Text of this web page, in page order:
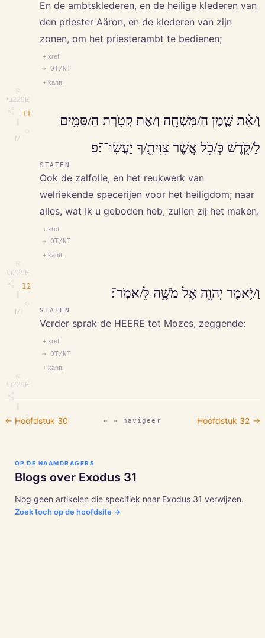
⎘
\u229E
M
En de ambtsklederen, en de heilige klederen van
den priester Aäron, en de klederen van zijn
zonen, om het priesterambt te bedienen;
+ xref
↔ OT/NT
+ kantt.
11
⎘
\u229E
M
וְ/אֵ֨ת שֶׁ֧מֶן הַ/מִּשְׁחָ֛ה וְ/אֶת קְטֹ֥רֶת הַ/סַּמִּ֖ים
לַ/קֹּ֑דֶשׁ כְּ/כֹ֥ל אֲשֶׁר צִוִּיתִ֖/ךָ יַעֲשֽׂוּ־־׃פ
STATEN
Ook de zalfolie, en het reukwerk van
welriekende specerijen voor het heiligdom; naar
alles, wat Ik u geboden heb, zullen zij het maken.
+ xref
↔ OT/NT
+ kantt.
12
⎘
\u229E
M
וַ/יֹּ֥אמֶר יְהוָ֖ה אֶל מֹשֶׁ֥ה לֵּ/אמֹֽר־׃
STATEN
Verder sprak de HEERE tot Mozes, zeggende:
+ xref
↔ OT/NT
+ kantt.
← Hoofdstuk 30 ← → navigeer Hoofdstuk 32 →
OP DE NAAMDRAGERS
Blogs over Exodus 31
Nog geen artikelen die specifiek naar Exodus 31 verwijzen.
Zoek toch op de hoofdsite →